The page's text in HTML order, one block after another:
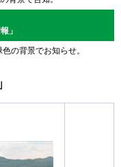
」
の背景でお知らせ。